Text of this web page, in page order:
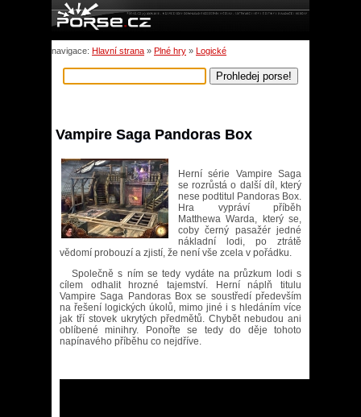
navigace: Hlavní strana » Plné hry » Logické
Vampire Saga Pandoras Box
Herní série Vampire Saga
se rozrůstá o další díl, který
nese podtitul Pandoras Box.
Hra vypráví příběh
Matthewa Warda, který se,
coby černý pasažér jedné
nákladní lodi, po ztrátě
vědomí probouzí a zjistí, že není vše zcela v pořádku.
Společně s ním se tedy vydáte na průzkum lodi s
cílem odhalit hrozné tajemství. Herní náplň titulu
Vampire Saga Pandoras Box se soustředí především
na řešení logických úkolů, mimo jiné i s hledáním více
jak tří stovek ukrytých předmětů. Chybět nebudou ani
oblíbené minihry. Ponořte se tedy do děje tohoto
napínavého příběhu co nejdříve.